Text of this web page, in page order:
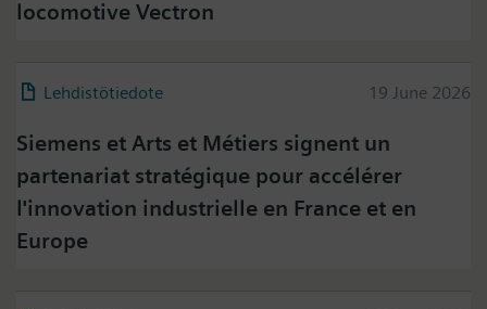
locomotive Vectron
Lehdistötiedote 19 June 2026
Siemens et Arts et Métiers signent un
partenariat stratégique pour accélérer
l'innovation industrielle en France et en
Europe